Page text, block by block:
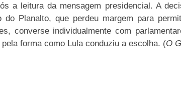
a leitura da mensagem presidencial. A
do Planalto, que perdeu margem para
converse individualmente com
forma como Lula conduziu a escolha. (O